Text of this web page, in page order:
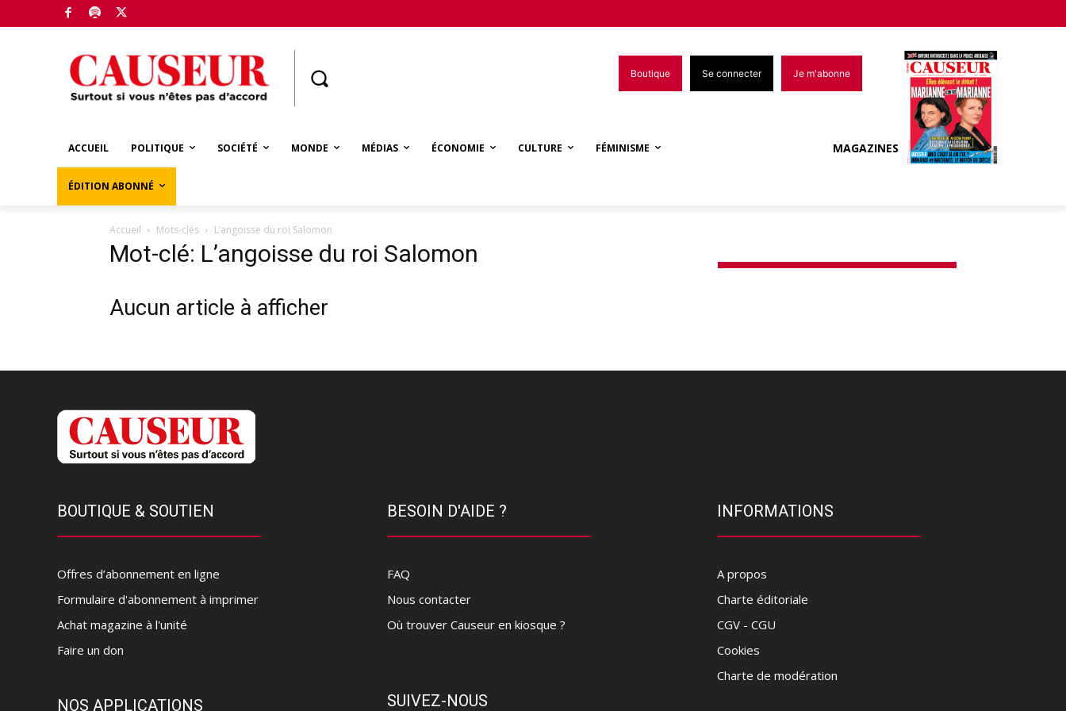
Boutique Se connecter Je m'abonne
ACCUEIL POLITIQUE SOCIÉTÉ MONDE MÉDIAS ÉCONOMIE CULTURE FÉMINISME
ÉDITION ABONNÉ
MAGAZINES
Accueil Mots-clés L’angoisse du roi Salomon
Mot-clé: L’angoisse du roi Salomon
Aucun article à afficher
BOUTIQUE & SOUTIEN
Offres d’abonnement en ligne
Formulaire d'abonnement à imprimer
Achat magazine à l'unité
Faire un don
NOS APPLICATIONS
BESOIN D'AIDE ?
FAQ
Nous contacter
Où trouver Causeur en kiosque ?
SUIVEZ-NOUS
INFORMATIONS
A propos
Charte éditoriale
CGV - CGU
Cookies
Charte de modération